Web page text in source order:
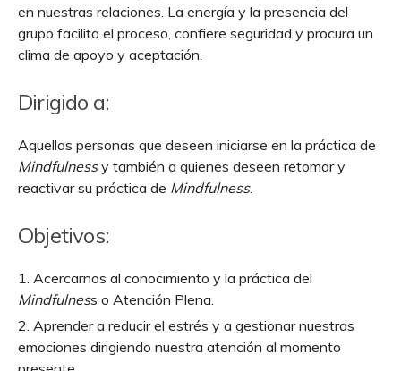
en nuestras relaciones. La energía y la presencia del
grupo facilita el proceso, confiere seguridad y procura un
clima de apoyo y aceptación.
Dirigido a:
Aquellas personas que deseen iniciarse en la práctica de
Mindfulnessy también a quienes deseen retomar y
reactivar su práctica de Mindfulness.
Objetivos:
Acercarnos al conocimiento y la práctica del
Mindfulness o Atención Plena.
Aprender a reducir el estrés y a gestionar nuestras
emociones dirigiendo nuestra atención al momento